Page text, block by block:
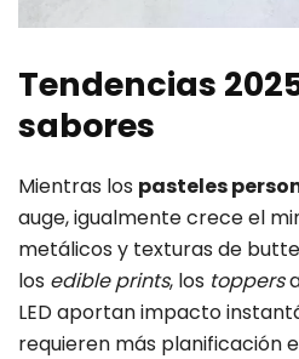
Tendencias
sabores
Mientras los pasteles
auge, igualmente crece el
metálicos y texturas de
los edible prints, los toppers
LED aportan impacto
requieren más planificación